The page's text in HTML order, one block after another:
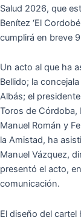
Salud 2026, que
Benítez ‘El
cumplirá en breve
Un acto al que ha
Bellido; la
Albás; el
Toros de Córdoba,
Manuel Román y
la Amistad, ha
Manuel Vázquez,
presentó el acto,
comunicación.
El diseño del cartel